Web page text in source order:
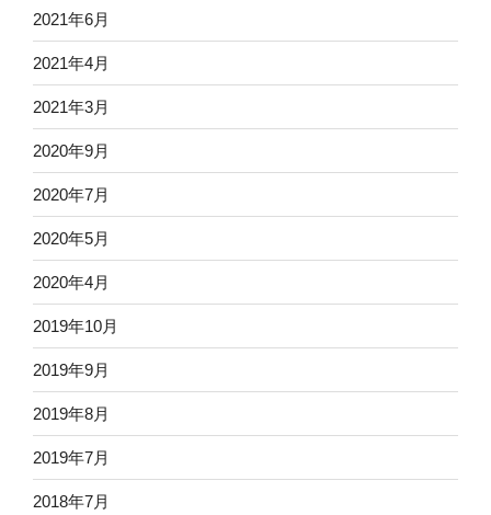
2021年6月
2021年4月
2021年3月
2020年9月
2020年7月
2020年5月
2020年4月
2019年10月
2019年9月
2019年8月
2019年7月
2018年7月